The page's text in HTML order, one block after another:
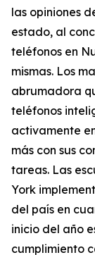
las opiniones
estado, al
teléfonos en
mismas. Los
abrumadora
teléfonos
activamente
más con sus
tareas. Las
York
del país en
inicio del año
cumplimiento